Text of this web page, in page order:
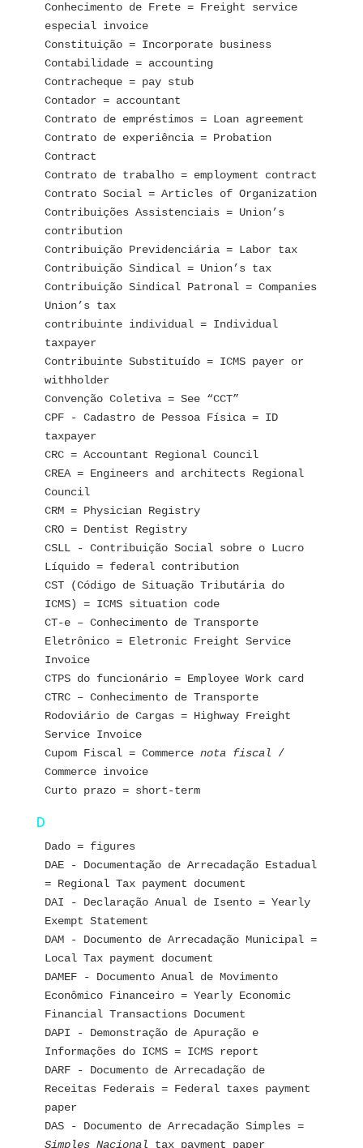
Conhecimento de Frete = Freight service
especial invoice
Constituição = Incorporate business
Contabilidade = accounting
Contracheque = pay stub
Contador = accountant
Contrato de empréstimos = Loan agreement
Contrato de experiência = Probation
Contract
Contrato de trabalho = employment contract
Contrato Social = Articles of Organization
Contribuições Assistenciais = Union’s
contribution
Contribuição Previdenciária = Labor tax
Contribuição Sindical = Union’s tax
Contribuição Sindical Patronal = Companies
Union’s tax
contribuinte individual = Individual
taxpayer
Contribuinte Substituído = ICMS payer or
withholder
Convenção Coletiva = See “CCT”
CPF - Cadastro de Pessoa Física = ID
taxpayer
CRC = Accountant Regional Council
CREA = Engineers and architects Regional
Council
CRM = Physician Registry
CRO = Dentist Registry
CSLL - Contribuição Social sobre o Lucro
Líquido = federal contribution
CST (Código de Situação Tributária do
ICMS) = ICMS situation code
CT-e – Conhecimento de Transporte
Eletrônico = Eletronic Freight Service
Invoice
CTPS do funcionário = Employee Work card
CTRC – Conhecimento de Transporte
Rodoviário de Cargas = Highway Freight
Service Invoice
Cupom Fiscal = Commerce nota fiscal /
Commerce invoice
Curto prazo = short-term
D
Dado = figures
DAE - Documentação de Arrecadação Estadual
= Regional Tax payment document
DAI - Declaração Anual de Isento = Yearly
Exempt Statement
DAM - Documento de Arrecadação Municipal =
Local Tax payment document
DAMEF - Documento Anual de Movimento
Econômico Financeiro = Yearly Economic
Financial Transactions Document
DAPI - Demonstração de Apuração e
Informações do ICMS = ICMS report
DARF - Documento de Arrecadação de
Receitas Federais = Federal taxes payment
paper
DAS - Documento de Arrecadação Simples =
Simples Nacional tax payment paper